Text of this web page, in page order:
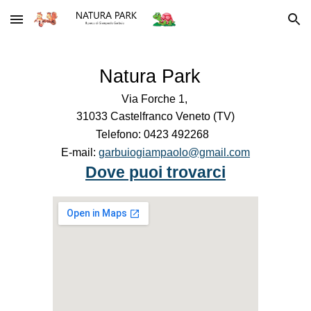
Skip to main content Skip to navigation
Natura Park
Via Forche 1,
31033 Castelfranco Veneto (TV)
Telefono: 0423 492268
E-mail: garbuiogiampaolo@gmail.com
Dove puoi trovarci